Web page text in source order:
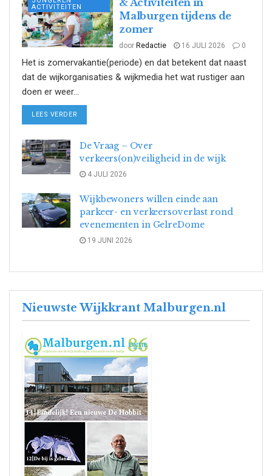
ACTIVITEITEN
Malburgen tijdens de
zomer
door Redactie 16 JULI 2026 0
Het is zomervakantie(periode) en dat betekent dat naast
dat de wijkorganisaties & wijkmedia het wat rustiger aan
doen er weer...
LEES VERDER
De Vraag – Over
verkeers(on)veiligheid in de wijk
4 JULI 2026
Wijkbewoners willen einde aan
parkeer- en verkeersoverlast rond
evenementen in GelreDome
19 JUNI 2026
Nieuwste Wijkkrant Malburgen.nl